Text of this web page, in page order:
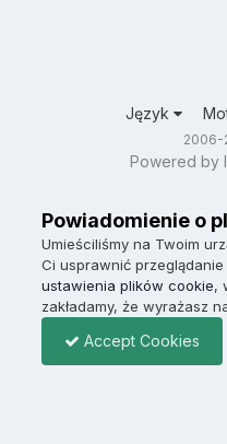
Język
2006-
Powered by
Powiadomienie o
Umieściliśmy na Twoim
Ci usprawnić przeglądanie
ustawienia plików cookie,
zakładamy, że wyrażasz
Accept Cookies